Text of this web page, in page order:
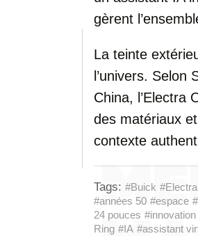
gèrent
La teinte
l’univers.
China, l’Electra
des matériaux
contexte
Tags: #Buick
#années 50 #espace
24 pouces #innovation
Ring #IA #assistant